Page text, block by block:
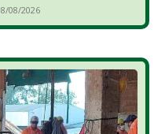
08/2026